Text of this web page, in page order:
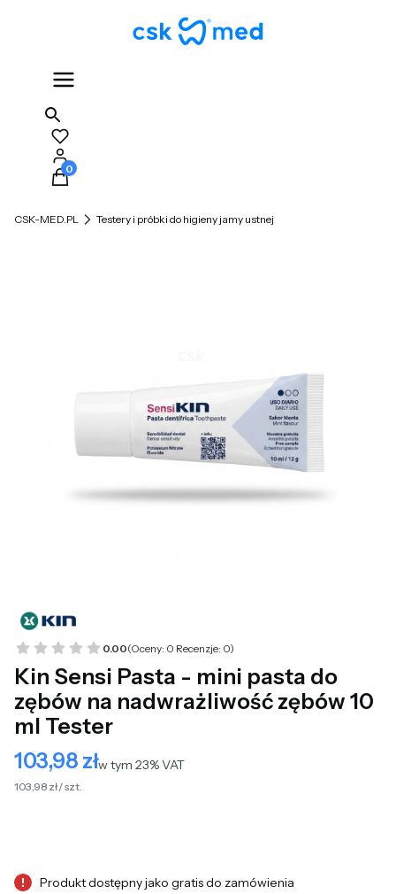
Produkty w koszyku: 0. Zobacz szczegóły
CSK-MED.PL Testery i próbki do higieny jamy ustnej
0.00(Oceny: 0 Recenzje: 0)
Kin Sensi Pasta - mini pasta do
zębów na nadwrażliwość zębów 10
ml Tester
Cena
103,98 złw tym 23% VAT
w tym23%VAT
103,98 zł / szt.
!
Produkt dostępny jako gratis do zamówienia